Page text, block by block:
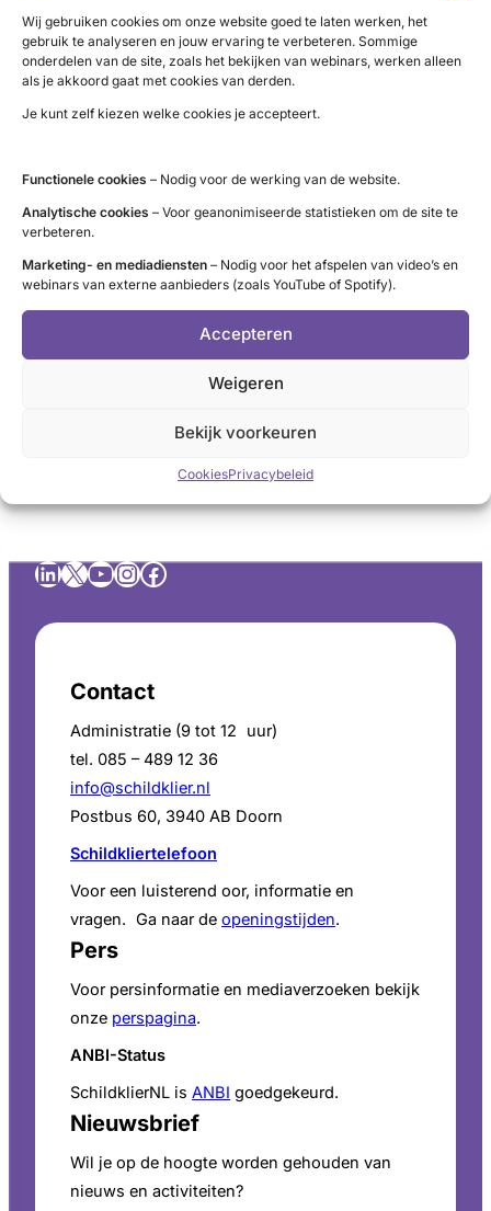
Wij gebruiken cookies om onze website goed te laten werken, het
gebruik te analyseren en jouw ervaring te verbeteren. Sommige
onderdelen van de site, zoals het bekijken van webinars, werken alleen
als je akkoord gaat met cookies van derden.
Je kunt zelf kiezen welke cookies je accepteert.
Functionele cookies – Nodig voor de werking van de website.
Analytische cookies – Voor geanonimiseerde statistieken om de site te
verbeteren.
Marketing- en mediadiensten – Nodig voor het afspelen van video’s en
webinars van externe aanbieders (zoals YouTube of Spotify).
Accepteren
Weigeren
Bekijk voorkeuren
CookiesPrivacybeleid
schildklierremmend middelen
lithium
Wereldwijd is jodiumgebrek de belangrijkste oorzaak
Er zijn verschillende soorten knobbels bijvoorbeeld:
cyste (holte gevuld met vocht)
colloïdnodus(knobbel met sponsachtige
samenstelling)
(knobbel die geheel uit weefsel bestaat)
De meeste schildklierknobbels zijn goedaardig. Een
schildklierknobbels is kwaadaardig.
LinkedIn
X YouTube
Instagram
Facebook
Contact
Administratie (9 tot 12 uur)
tel. 085 – 489 12 36
info@schildklier.nl
Postbus 60, 3940 AB Doorn
Schildkliertelefoon
Voor een luisterend oor, informatie en
vragen. Ga naar de openingstijden.
Pers
Voor persinformatie en mediaverzoeken bekijk
onze perspagina.
ANBI-Status
SchildklierNL is ANBI goedgekeurd.
Nieuwsbrief
Wil je op de hoogte worden gehouden van
nieuws en activiteiten?